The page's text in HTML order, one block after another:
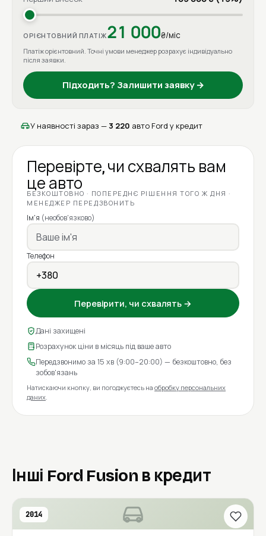
ОРІЄНТОВНИЙ ПЛАТІЖ21 000₴/міс
Платіж орієнтовний. Точні умови менеджер розрахує індивідуально
після заявки.
Підходить? Залишити заявку →
У наявності зараз — 3 220 авто Ford у кредит
Перевірте, чи схвалять вам
це авто
БЕЗКОШТОВНО · ПОПЕРЕДНЄ РІШЕННЯ ТОГО Ж ДНЯ ·
МЕНЕДЖЕР ПЕРЕДЗВОНИТЬ
Ім'я (необов'язково)
Телефон
Перевірити, чи схвалять →
Дані захищені
Розрахунок ціни в місяць під ваше авто
Передзвонимо за 15 хв (9:00–20:00) — безкоштовно, без
зобов'язань
Натискаючи кнопку, ви погоджуєтесь на обробку персональних
даних.
Інші Ford Fusion в кредит
2014